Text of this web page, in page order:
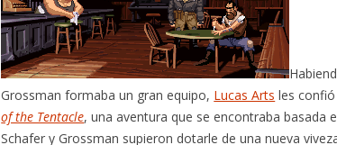
Grossman formaba un gran equipo, Lucas Arts les
of the Tentacle, una aventura que se encontraba basada
Schafer y Grossman supieron dotarle de una nueva